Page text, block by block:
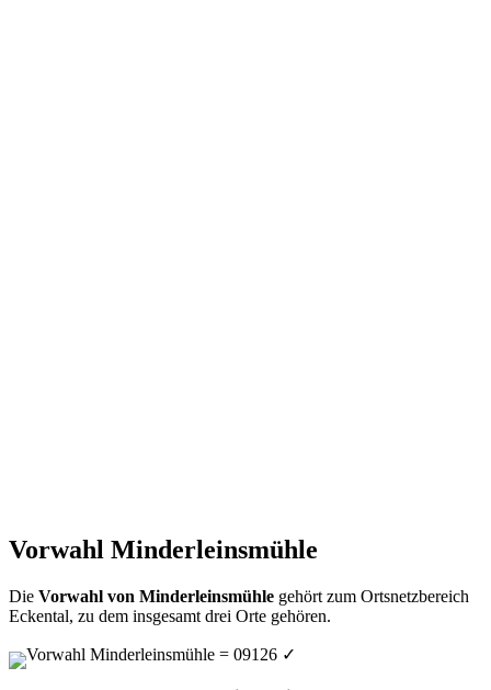
Vorwahl Minderleinsmühle
Die Vorwahl von Minderleinsmühle gehört zum Ortsnetzbereich
Eckental, zu dem insgesamt drei Orte gehören.
Vorwahl Minderleinsmühle = 09126 ✓